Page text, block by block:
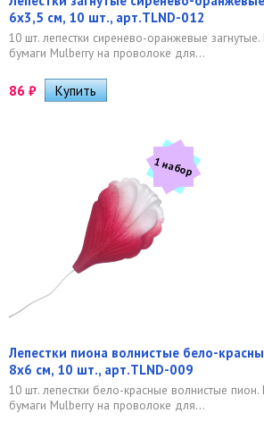
6х3,5 см, 10 шт., арт.TLND-012
10 шт. лепестки сиренево-оранжевые
бумаги Mulberry на проволоке для...
86 ₽
1 набор
Лепестки пиона волнистые бело-
8х6 см, 10 шт., арт.TLND-009
10 шт. лепестки бело-красные волнистые
бумаги Mulberry на проволоке для...